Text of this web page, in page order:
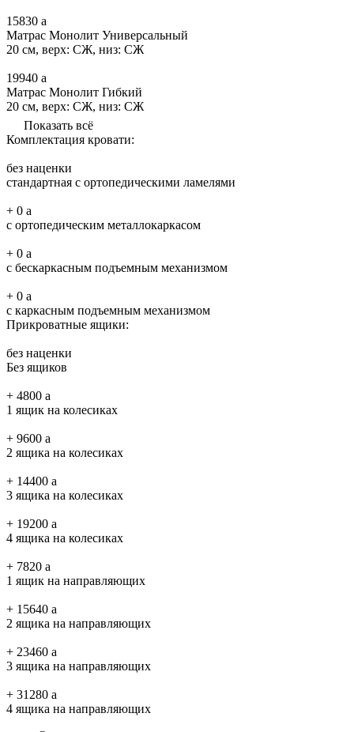
15830 a
Матрас Монолит Универсальный
20 см, верх: СЖ, низ: СЖ
19940 a
Матрас Монолит Гибкий
20 см, верх: СЖ, низ: СЖ
Показать всё
Комплектация кровати:
без наценки
стандартная с ортопедическими ламелями
+ 0 a
с ортопедическим металлокаркасом
+ 0 a
с бескаркасным подъемным механизмом
+ 0 a
с каркасным подъемным механизмом
Прикроватные ящики:
без наценки
Без ящиков
+ 4800 a
1 ящик на колесиках
+ 9600 a
2 ящика на колесиках
+ 14400 a
3 ящика на колесиках
+ 19200 a
4 ящика на колесиках
+ 7820 a
1 ящик на направляющих
+ 15640 a
2 ящика на направляющих
+ 23460 a
3 ящика на направляющих
+ 31280 a
4 ящика на направляющих